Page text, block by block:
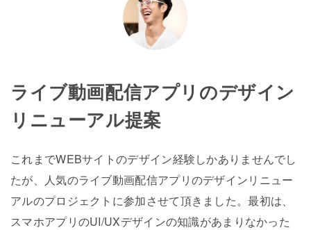
ライブ動画配信アプリのデザイン
リニューアル提案
これまでWEBサイトのデザイン経験しかありませんでし
たが、人気のライブ動画配信アプリのデザインリニュー
アルのプロジェクトに参加させて頂きました。最初は、
スマホアプリのUI/UXデザインの知識があまりなかった